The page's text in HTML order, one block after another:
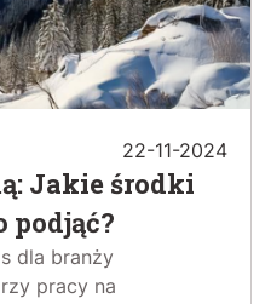
22-11-2024
Jakie środki
podjąć?
dla branży
pracy na